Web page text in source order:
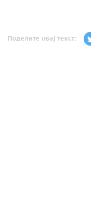
Поделите овај текст: